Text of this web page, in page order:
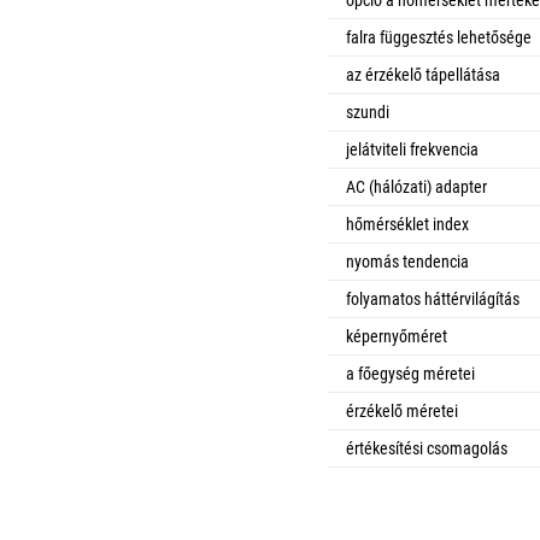
falra függesztés lehetősége
az érzékelő tápellátása
szundi
jelátviteli frekvencia
AC (hálózati) adapter
hőmérséklet index
nyomás tendencia
folyamatos háttérvilágítás
képernyőméret
a főegység méretei
érzékelő méretei
értékesítési csomagolás